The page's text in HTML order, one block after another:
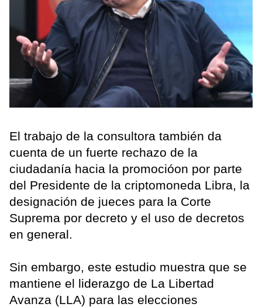
El trabajo de la consultora también da
cuenta de un fuerte rechazo de la
ciudadanía hacia la promocióon por parte
del Presidente de la criptomoneda Libra, la
designación de jueces para la Corte
Suprema por decreto y el uso de decretos
en general.
Sin embargo, este estudio muestra que se
mantiene el liderazgo de La Libertad
Avanza (LLA) para las elecciones